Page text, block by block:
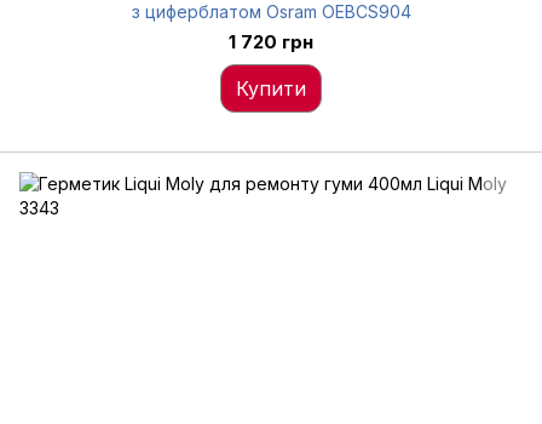
з циферблатом Osram OEBCS904
1 720 грн
Купити